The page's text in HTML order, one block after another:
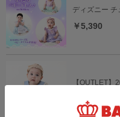
ディズニー
￥5,390
【OUTLET
￥4,312